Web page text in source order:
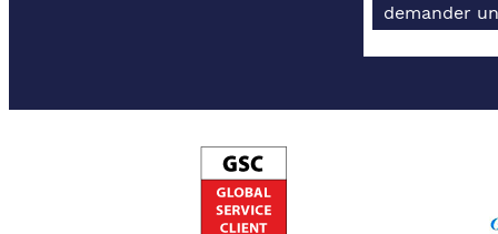
demander